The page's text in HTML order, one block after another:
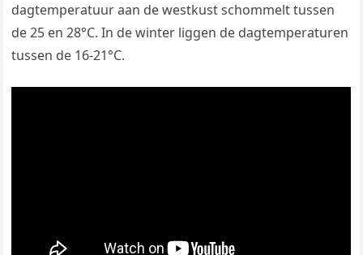
dagtemperatuur aan de westkust schommelt tussen
de 25 en 28°C. In de winter liggen de dagtemperaturen
tussen de 16-21°C.